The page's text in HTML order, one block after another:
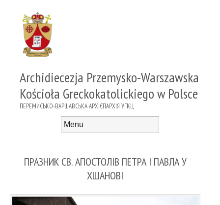
Archidiecezja Przemysko-Warszawska
Kościoła Greckokatolickiego w Polsce
ПЕРЕМИСЬКО-ВАРШАВСЬКА АРХІЄПАРХІЯ УГКЦ
ПРАЗНИК СВ. АПОСТОЛІВ ПЕТРА І ПАВЛА У
ХШАНОВІ